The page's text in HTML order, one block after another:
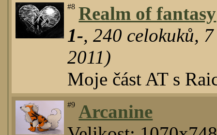
#8 Realm of fantasy
1-,240 celokuků, 7
2011)
Moje část AT s
#9 Arcanine